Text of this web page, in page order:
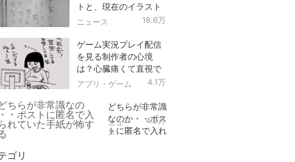
トと、現在のイラスト
を投稿したツイートが
ニュース 18.6万
ゲーム実況プレイ配信
を見る制作者の心境
は？心臓痛くて直視で
きなかった！
アプリ・ゲーム 4.1万
どちらが非常識
なのか・・ポス
トに匿名で入れ
ニュー
ス
4.9万
ゴリ